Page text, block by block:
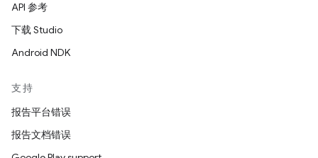
API 参考
下载 Studio
Android NDK
支持
报告平台错误
报告文档错误